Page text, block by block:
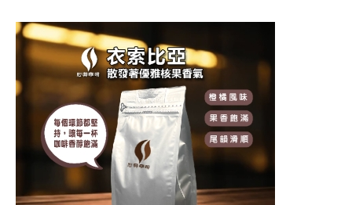
充滿豐富變化性的黃金曼巴。
(2)巴西喜拉朵咖啡香氣濃郁，喝起來有巧克
力和堅果的滑順感，特別具有「清甜、溫潤順
口」的特徵，超級順口！
(3)印尼曼特寧咖啡香氣濃厚，帶有堅果的風
味，口感滑順，餘韻帶一點微甜和巧克力風
味，暖暖的幸福感直接湧上來！